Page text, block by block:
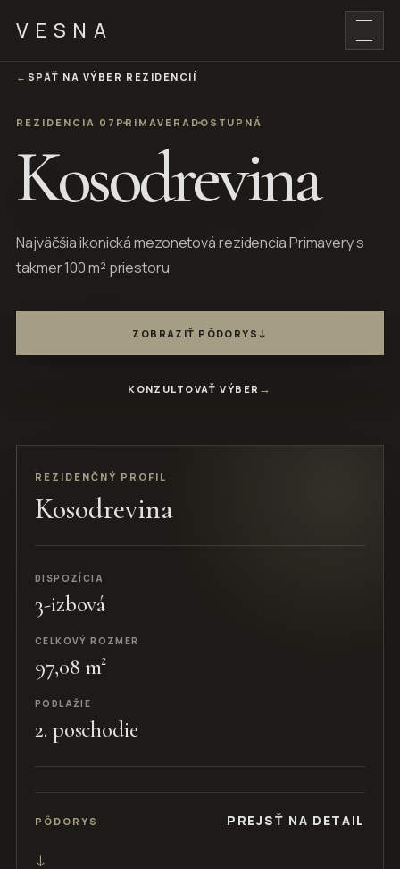
VESNA
← SPÄŤ NA VÝBER REZIDENCIÍ
REZIDENCIA 07 PRIMAVERA DOSTUPNÁ
Kosodrevina
Najväčšia ikonická mezonetová rezidencia Primavery s
takmer 100 m² priestoru
ZOBRAZIŤ PÔDORYS ↓
KONZULTOVAŤ VÝBER →
REZIDENČNÝ PROFIL
Kosodrevina
DISPOZÍCIA
3-izbová
CELKOVÝ ROZMER
97,08 m²
PODLAŽIE
2. poschodie
PÔDORYS PREJSŤ NA DETAIL